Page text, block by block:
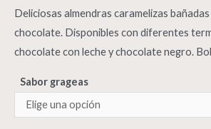
Deliciosas almendras caramelizas
chocolate. Disponibles con diferentes
chocolate con leche y chocolate negro.
Sabor grageas